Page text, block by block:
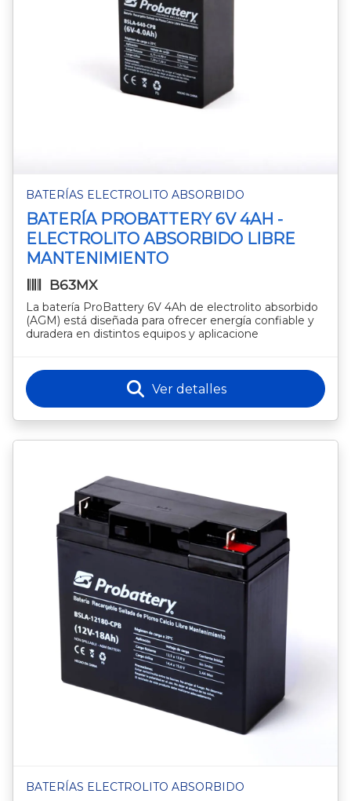
BATERÍAS ELECTROLITO ABSORBIDO
BATERÍA PROBATTERY 6V 4AH -
ELECTROLITO ABSORBIDO LIBRE
MANTENIMIENTO
B63MX
La batería ProBattery 6V 4Ah de electrolito absorbido
(AGM) está diseñada para ofrecer energía confiable y
duradera en distintos equipos y aplicacione
Ver detalles
BATERÍAS ELECTROLITO ABSORBIDO